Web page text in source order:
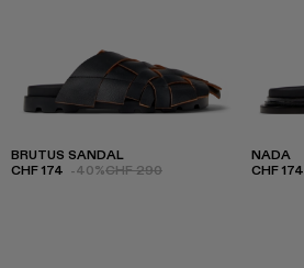
BRUTUS SANDAL
CHF 174 -40%CHF 290
NADA
CHF 174